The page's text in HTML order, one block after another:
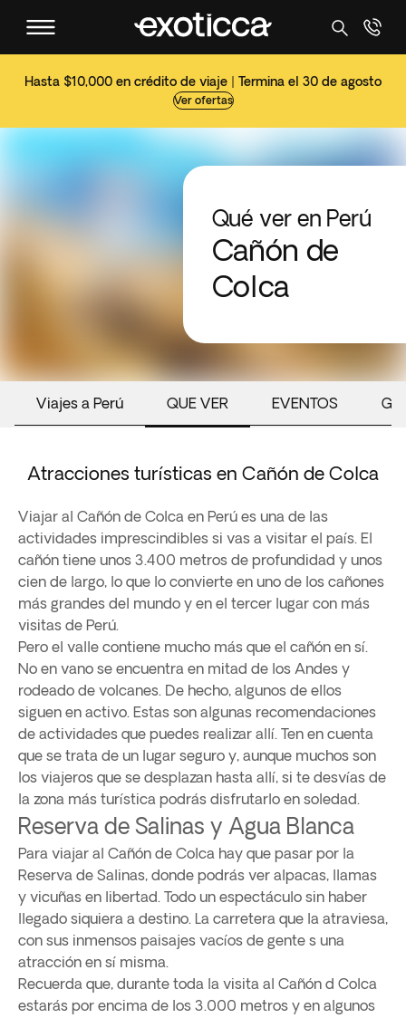
Hasta $10,000 en crédito de viaje | Termina el 30 de agosto
Ver ofertas
Qué ver en Perú
Cañón de
Colca
Viajes a Perú QUE VER EVENTOS
Atracciones turísticas en Cañón de Colca
Viajar al Cañón de Colca en Perú es una de las
actividades imprescindibles si vas a visitar el país. El
cañón tiene unos 3.400 metros de profundidad y unos
cien de largo, lo que lo convierte en uno de los cañones
más grandes del mundo y en el tercer lugar con más
visitas de Perú.
Pero el valle contiene mucho más que el cañón en sí.
No en vano se encuentra en mitad de los Andes y
rodeado de volcanes. De hecho, algunos de ellos
siguen en activo. Estas son algunas recomendaciones
de actividades que puedes realizar allí. Ten en cuenta
que se trata de un lugar seguro y, aunque muchos son
los viajeros que se desplazan hasta allí, si te desvías de
la zona más turística podrás disfrutarlo en soledad.
Reserva de Salinas y Agua Blanca
Para viajar al Cañón de Colca hay que pasar por la
Reserva de Salinas, donde podrás ver alpacas, llamas
y vicuñas en libertad. Todo un espectáculo sin haber
llegado siquiera a destino. La carretera que la atraviesa,
con sus inmensos paisajes vacíos de gente s una
atracción en sí misma.
Recuerda que, durante toda la visita al Cañón d Colca
estarás por encima de los 3.000 metros y en algunos